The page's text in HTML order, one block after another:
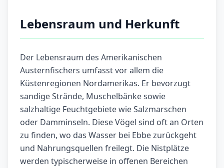
Lebensraum und Herkunft
Der Lebensraum des Amerikanischen
Austernfischers umfasst vor allem die
Küstenregionen Nordamerikas. Er bevorzugt
sandige Strände, Muschelbänke sowie
salzhaltige Feuchtgebiete wie Salzmarschen
oder Damminseln. Diese Vögel sind oft an Orten
zu finden, wo das Wasser bei Ebbe zurückgeht
und Nahrungsquellen freilegt. Die Nistplätze
werden typischerweise in offenen Bereichen